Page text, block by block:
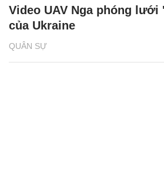
QUÂN SỰ
Video UAV Nga phóng lưới
của Ukraine